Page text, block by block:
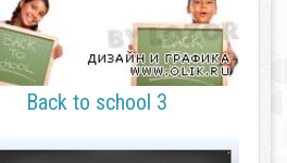
Back to school 3